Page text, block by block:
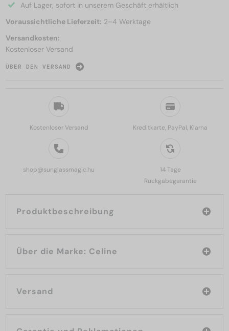
Kostenloser Versand Kreditkarte, PayPal, Klarna
shop@sunglassmagic.hu
14 Tage
Rückgabegarantie
Produktbeschreibung
Über die Marke: Celine
Versand
Auf Lager, sofort in unserem Geschäft erhältlich
Voraussichtliche Lieferzeit: 2–4 Werktage
Versandkosten:
Kostenloser Versand
ÜBER DEN VERSAND